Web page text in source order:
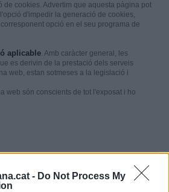
- Do Not Process My
de cookies. Advertim que aquesta pàgina pot
d'impedir la generació de cookies,
opció en el seu programa de
aplicable. Amb caràcter general, les
es derivin de la prestació dels serveis
web, estan sotmeses a la legislació i
web són conscients de tot l'exposat i ho